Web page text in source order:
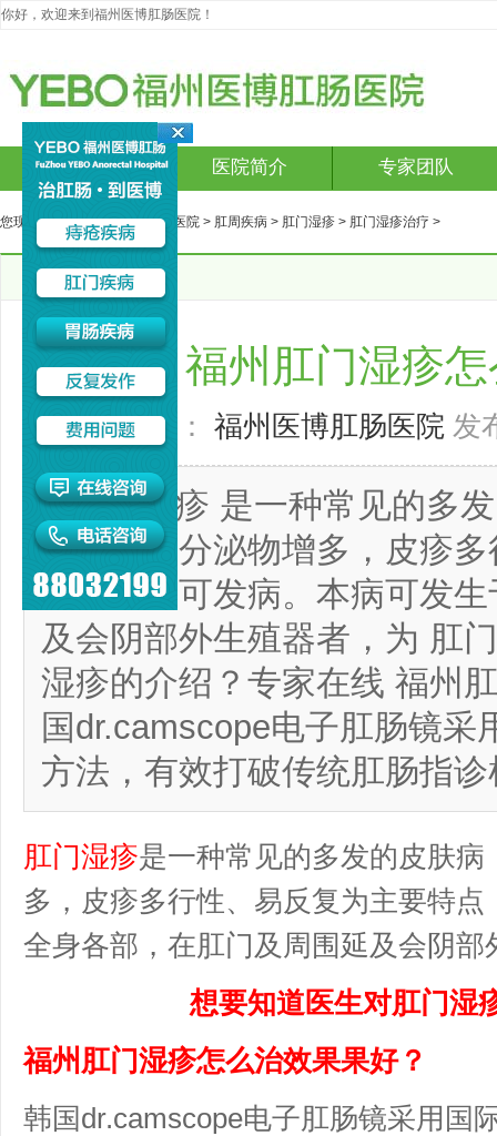
你好，欢迎来到福州医博肛肠医院！
网站首页 医院简介 专家团队
您现在的位置：福州医博肛肠医院 > 肛周疾病 > 肛门湿疹 > 肛门湿疹治疗 >
文章详细
福州肛门湿疹
来源： 福州医博肛肠医院发
肛门湿疹 是一种常见的多
痒、局部分泌物增多，皮疹
女老幼均可发病。本病可发
及会阴部外生殖器者，为 肛
湿疹的介绍？专家在线 福州
国dr.camscope电子肛肠镜
方法，有效打破传统肛肠指
肛门湿疹是一种常见的多发的皮肤
多，皮疹多行性、易反复为主要特
全身各部，在肛门及周围延及会阴部
想要知道医生对肛门湿
福州肛门湿疹怎么治效果果好？
韩国dr.camscope电子肛肠镜采用国